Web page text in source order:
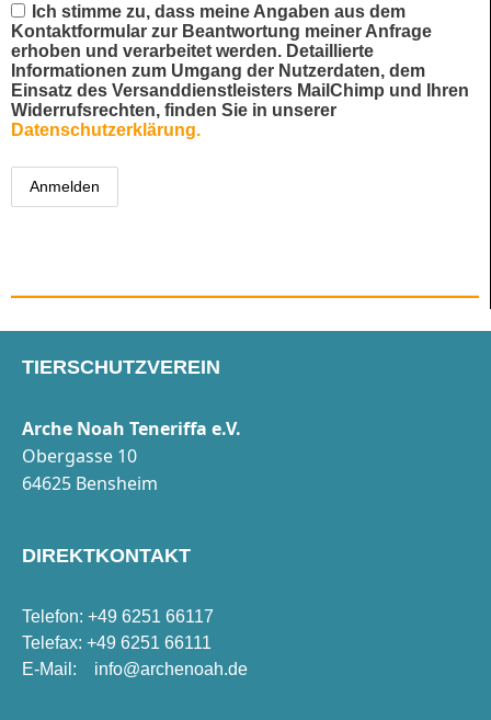
Ich stimme zu, dass meine Angaben aus dem
Kontaktformular zur Beantwortung meiner Anfrage
erhoben und verarbeitet werden. Detaillierte
Informationen zum Umgang der Nutzerdaten, dem
Einsatz des Versanddienstleisters MailChimp und Ihren
Widerrufsrechten, finden Sie in unserer
Datenschutzerklärung.
TIERSCHUTZVEREIN
Arche Noah Teneriffa e.V.
Obergasse 10
64625 Bensheim
DIREKTKONTAKT
Telefon: +49 6251 66117
Telefax: +49 6251 66111
E-Mail: info@archenoah.de